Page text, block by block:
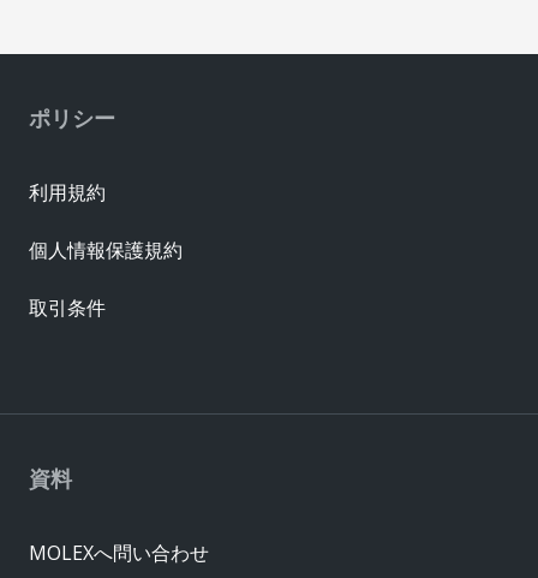
資料
MOLEXへ問い合わせ
ポリシー
利用規約
個人情報保護規約
取引条件